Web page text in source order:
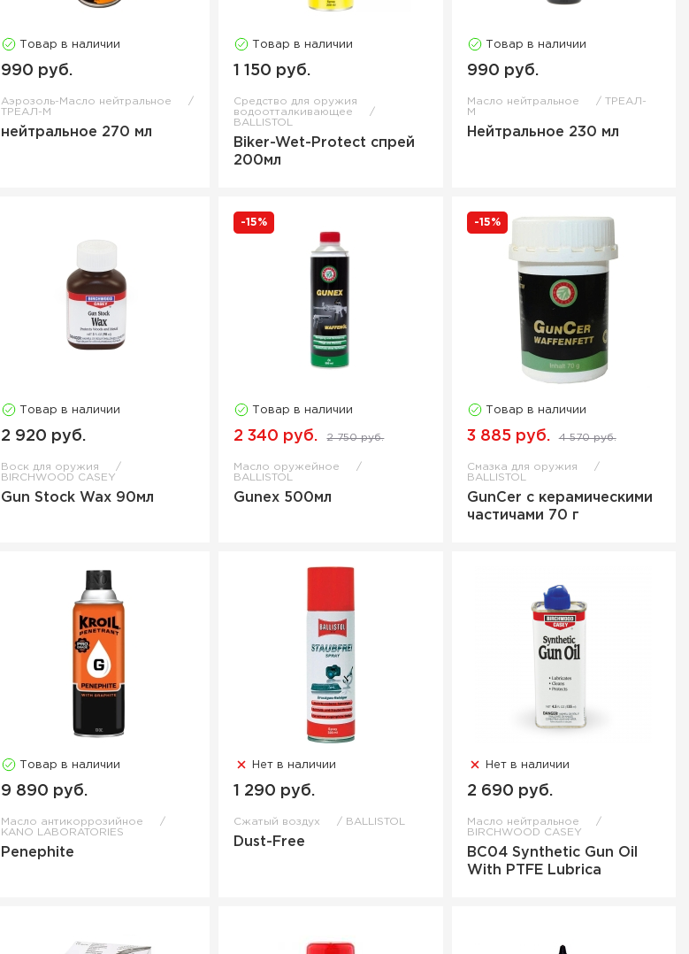
Товар в наличии
990 руб.
Аэрозоль-Масло нейтральное
ТРЕАЛ-М
нейтральное 270 мл
Товар в наличии
1 150 руб.
Средство для оружия
водоотталкивающее
BALLISTOL
Biker-Wet-Protect спрей
200мл
Товар в наличии
990 руб.
Масло нейтральное
ТРЕАЛ-
М
Нейтральное 230 мл
Товар в наличии
2 920 руб.
Воск для оружия
BIRCHWOOD CASEY
Gun Stock Wax 90мл
-15%
Товар в наличии
2 340 руб. 2 750 руб.
Масло оружейное
BALLISTOL
Gunex 500мл
-15%
Товар в наличии
3 885 руб. 4 570 руб.
Смазка для оружия
BALLISTOL
GunCer с керамическими
частичами 70 г
Товар в наличии
9 890 руб.
Масло антикоррозийное
KANO LABORATORIES
Penephite
Нет в наличии
1 290 руб.
Сжатый воздух BALLISTOL
Dust-Free
Нет в наличии
2 690 руб.
Масло нейтральное
BIRCHWOOD CASEY
BC04 Synthetic Gun Oil
With PTFE Lubrica